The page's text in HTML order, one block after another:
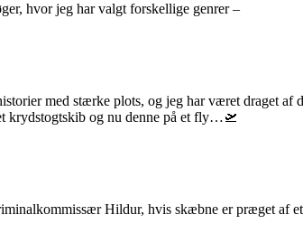
hvor jeg har valgt forskellige genrer –
med stærke plots, og jeg har været draget af
krydstogtskib og nu denne på et fly…🛫
Hildur, hvis skæbne er præget af